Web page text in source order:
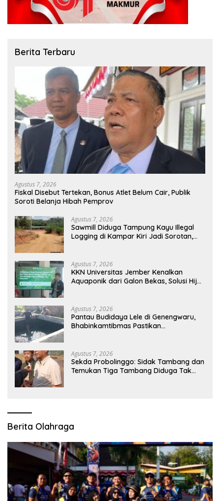
Berita Terbaru
Agustus 7, 2026
Fiskal Disebut Tertekan, Bonus Atlet Belum Cair, Publik
Soroti Belanja Hibah Pemprov
Agustus 7, 2026
Sawmill Diduga Tampung Kayu Illegal
Logging di Kampar Kiri Jadi Sorotan,
Agustus 7, 2026
KKN Universitas Jember Kenalkan
Aquaponik dari Galon Bekas, Solusi Hijau
Agustus 7, 2026
Pantau Budidaya Lele di Genengwaru,
Bhabinkamtibmas Pastikan
Agustus 7, 2026
Sekda Probolinggo: Sidak Tambang dan
Temukan Tiga Tambang Diduga Tak
Berita Olahraga